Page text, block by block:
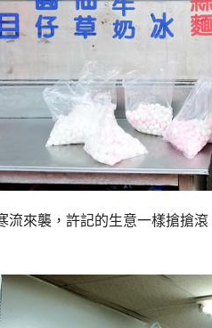
流來襲，許記的生意一樣搶搶